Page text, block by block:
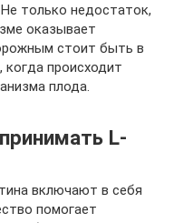
только недостаток,
оказывает
стоит быть в
происходит
плода.
L-
включают в себя
помогает